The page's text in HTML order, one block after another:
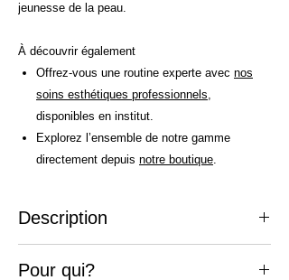
jeunesse de la peau.
À découvrir également
Offrez-vous une routine experte avec nos
soins esthétiques professionnels,
disponibles en institut.
Explorez l’ensemble de notre gamme
directement depuis notre boutique.
Description
gamme Institut Esthederm, confère
Pour qui?